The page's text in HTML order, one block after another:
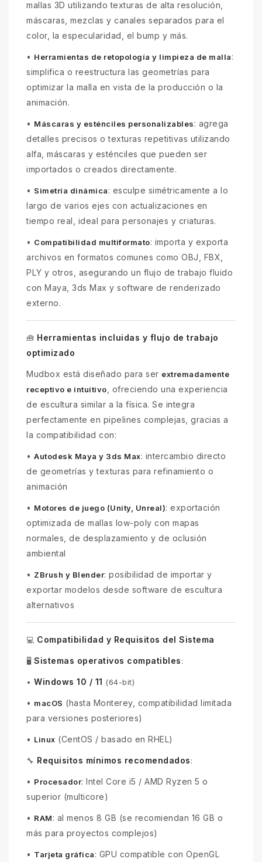
mallas 3D utilizando texturas de alta resolución,
máscaras, mezclas y canales separados para el
color, la especularidad, el bump y más.
• Herramientas de retopología y limpieza de malla:
simplifica o reestructura las geometrías para
optimizar la malla en vista de la producción o la
animación.
• Máscaras y esténciles personalizables: agrega
detalles precisos o texturas repetitivas utilizando
alfa, máscaras y esténciles que pueden ser
importados o creados directamente.
• Simetría dinámica: esculpe simétricamente a lo
largo de varios ejes con actualizaciones en
tiempo real, ideal para personajes y criaturas.
• Compatibilidad multiformato: importa y exporta
archivos en formatos comunes como OBJ, FBX,
PLY y otros, asegurando un flujo de trabajo fluido
con Maya, 3ds Max y software de renderizado
externo.
🧰 Herramientas incluidas y flujo de trabajo
optimizado
Mudbox está diseñado para ser extremadamente
receptivo e intuitivo , ofreciendo una experiencia
de escultura similar a la física. Se integra
perfectamente en pipelines complejas, gracias a
la compatibilidad con:
• Autodesk Maya y 3ds Max: intercambio directo
de geometrías y texturas para refinamiento o
animación
• Motores de juego (Unity, Unreal): exportación
optimizada de mallas low-poly con mapas
normales, de desplazamiento y de oclusión
ambiental
• ZBrush y Blender: posibilidad de importar y
exportar modelos desde software de escultura
alternativos
💻 Compatibilidad y Requisitos del Sistema
🖥️ Sistemas operativos compatibles:
• Windows 10 / 11 (64-bit)
• macOS (hasta Monterey, compatibilidad limitada
para versiones posteriores)
• Linux (CentOS / basado en RHEL)
🔧 Requisitos mínimos recomendados:
• Procesador: Intel Core i5 / AMD Ryzen 5 o
superior (multicore)
• RAM: al menos 8 GB (se recomiendan 16 GB o
más para proyectos complejos)
• Tarjeta gráfica: GPU compatible con OpenGL